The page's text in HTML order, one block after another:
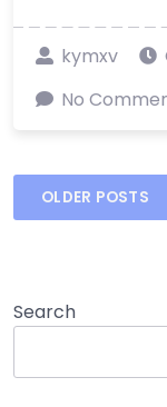
kymxv
No
Posts
OLDER POSTS
Search